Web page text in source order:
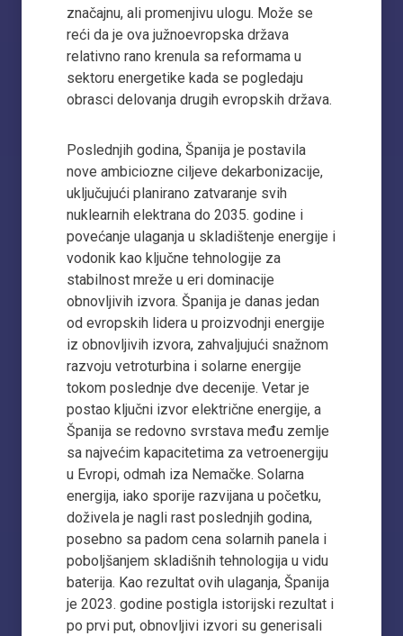
značajnu, ali promenjivu ulogu. Može se
reći da je ova južnoevropska država
relativno rano krenula sa reformama u
sektoru energetike kada se pogledaju
obrasci delovanja drugih evropskih država.
Poslednjih godina, Španija je postavila
nove ambiciozne ciljeve dekarbonizacije,
uključujući planirano zatvaranje svih
nuklearnih elektrana do 2035. godine i
povećanje ulaganja u skladištenje energije i
vodonik kao ključne tehnologije za
stabilnost mreže u eri dominacije
obnovljivih izvora. Španija je danas jedan
od evropskih lidera u proizvodnji energije
iz obnovljivih izvora, zahvaljujući snažnom
razvoju vetroturbina i solarne energije
tokom poslednje dve decenije. Vetar je
postao ključni izvor električne energije, a
Španija se redovno svrstava među zemlje
sa najvećim kapacitetima za vetroenergiju
u Evropi, odmah iza Nemačke. Solarna
energija, iako sporije razvijana u početku,
doživela je nagli rast poslednjih godina,
posebno sa padom cena solarnih panela i
poboljšanjem skladišnih tehnologija u vidu
baterija. Kao rezultat ovih ulaganja, Španija
je 2023. godine postigla istorijski rezultat i
po prvi put, obnovljivi izvori su generisali